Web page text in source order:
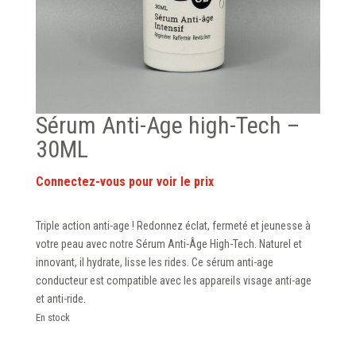
Sérum Anti-Age high-Tech –
30ML
Triple action anti-age ! Redonnez éclat, fermeté et jeunesse à
votre peau avec notre Sérum Anti-Âge High-Tech. Naturel et
innovant, il hydrate, lisse les rides. Ce sérum anti-age
conducteur est compatible avec les appareils visage anti-age
et anti-ride.
En stock